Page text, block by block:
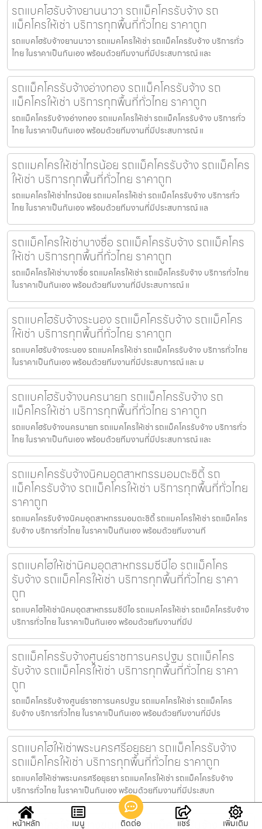
รถแบคโฮรับจ้างยานนาวา รถแม็คโครรับจ้าง รถ
แม็คโครให้เช่า บริการทุกพื้นที่ทั่วไทย ราคาถูก
รถแบคโฮรับจ้างยานนาวา รถแมคโครให้เช่า รถแม็คโครรับจ้าง บริการทั่ว
ไทย ในราคาเป็นกันเอง พร้อมด้วยทีมงานที่มีประสบการณ์ และ
รถแม็คโครรับจ้างอ่างทอง รถแม็คโครรับจ้าง รถ
แม็คโครให้เช่า บริการทุกพื้นที่ทั่วไทย ราคาถูก
รถแม็คโครรับจ้างอ่างทอง รถแมคโครให้เช่า รถแม็คโครรับจ้าง บริการทั่ว
ไทย ในราคาเป็นกันเอง พร้อมด้วยทีมงานที่มีประสบการณ์ แ
รถแมคโครให้เช่าไทรน้อย รถแม็คโครรับจ้าง รถแม็คโคร
ให้เช่า บริการทุกพื้นที่ทั่วไทย ราคาถูก
รถแมคโครให้เช่าไทรน้อย รถแมคโครให้เช่า รถแม็คโครรับจ้าง บริการทั่ว
ไทย ในราคาเป็นกันเอง พร้อมด้วยทีมงานที่มีประสบการณ์ แล
รถแม็คโครให้เช่าบางซื่อ รถแม็คโครรับจ้าง รถแม็คโคร
ให้เช่า บริการทุกพื้นที่ทั่วไทย ราคาถูก
รถแม็คโครให้เช่าบางซื่อ รถแมคโครให้เช่า รถแม็คโครรับจ้าง บริการทั่วไทย
ในราคาเป็นกันเอง พร้อมด้วยทีมงานที่มีประสบการณ์ แ
รถแบคโฮรับจ้างระนอง รถแม็คโครรับจ้าง รถแม็คโคร
ให้เช่า บริการทุกพื้นที่ทั่วไทย ราคาถูก
รถแบคโฮรับจ้างระนอง รถแมคโครให้เช่า รถแม็คโครรับจ้าง บริการทั่วไทย
ในราคาเป็นกันเอง พร้อมด้วยทีมงานที่มีประสบการณ์ และ ม
รถแบคโฮรับจ้างนครนายก รถแม็คโครรับจ้าง รถ
แม็คโครให้เช่า บริการทุกพื้นที่ทั่วไทย ราคาถูก
รถแบคโฮรับจ้างนครนายก รถแมคโครให้เช่า รถแม็คโครรับจ้าง บริการทั่ว
ไทย ในราคาเป็นกันเอง พร้อมด้วยทีมงานที่มีประสบการณ์ และ
รถแมคโครรับจ้างนิคมอุตสาหกรรมอมตะซิตี้ รถ
แม็คโครรับจ้าง รถแม็คโครให้เช่า บริการทุกพื้นที่ทั่วไทย
ราคาถูก
รถแมคโครรับจ้างนิคมอุตสาหกรรมอมตะซิตี้ รถแมคโครให้เช่า รถแม็คโคร
รับจ้าง บริการทั่วไทย ในราคาเป็นกันเอง พร้อมด้วยทีมงานที
รถแบคโฮให้เช่านิคมอุตสาหกรรมซีบีไอ รถแม็คโคร
รับจ้าง รถแม็คโครให้เช่า บริการทุกพื้นที่ทั่วไทย ราคา
ถูก
รถแบคโฮให้เช่านิคมอุตสาหกรรมซีบีไอ รถแมคโครให้เช่า รถแม็คโครรับจ้าง
บริการทั่วไทย ในราคาเป็นกันเอง พร้อมด้วยทีมงานที่มีป
รถแม็คโครรับจ้างศูนย์ราชการนครปฐม รถแม็คโคร
รับจ้าง รถแม็คโครให้เช่า บริการทุกพื้นที่ทั่วไทย ราคา
ถูก
รถแม็คโครรับจ้างศูนย์ราชการนครปฐม รถแมคโครให้เช่า รถแม็คโคร
รับจ้าง บริการทั่วไทย ในราคาเป็นกันเอง พร้อมด้วยทีมงานที่มีปร
รถแบคโฮให้เช่าพระนครศรีอยุธยา รถแม็คโครรับจ้าง
รถแม็คโครให้เช่า บริการทุกพื้นที่ทั่วไทย ราคาถูก
รถแบคโฮให้เช่าพระนครศรีอยุธยา รถแมคโครให้เช่า รถแม็คโครรับจ้าง
บริการทั่วไทย ในราคาเป็นกันเอง พร้อมด้วยทีมงานที่มีประสบก
รถแม็คโครให้เช่าบางขุนเทียน รถแม็คโครรับจ้าง รถ
หน้าหลัก เมนู ติดต่อ แชร์ เพิ่มเติม